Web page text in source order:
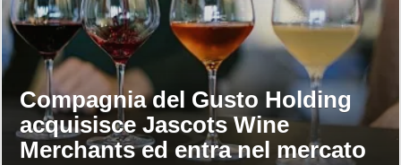
Compagnia del Gusto Holding
acquisisce Jascots Wine
Merchants ed entra nel mercato